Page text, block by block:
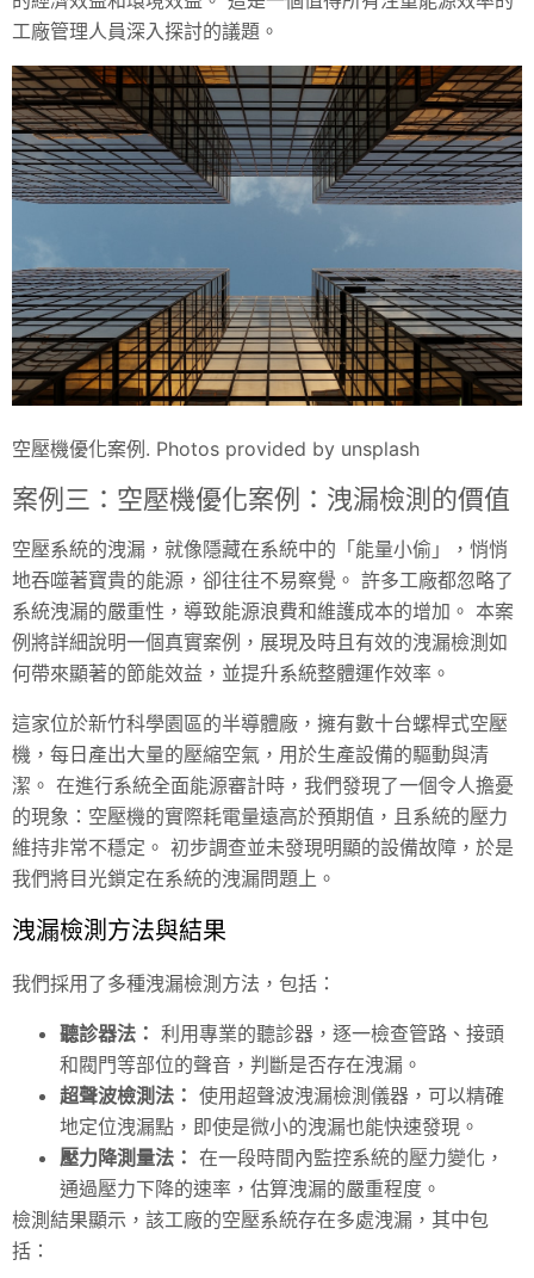
工廠管理人員深入探討的議題。
空壓機優化案例. Photos provided by unsplash
案例三：空壓機優化案例：洩漏檢測的價值
空壓系統的洩漏，就像隱藏在系統中的「能量小偷」，悄悄
地吞噬著寶貴的能源，卻往往不易察覺。 許多工廠都忽略了
系統洩漏的嚴重性，導致能源浪費和維護成本的增加。 本案
例將詳細說明一個真實案例，展現及時且有效的洩漏檢測如
何帶來顯著的節能效益，並提升系統整體運作效率。
這家位於新竹科學園區的半導體廠，擁有數十台螺桿式空壓
機，每日產出大量的壓縮空氣，用於生產設備的驅動與清
潔。 在進行系統全面能源審計時，我們發現了一個令人擔憂
的現象：空壓機的實際耗電量遠高於預期值，且系統的壓力
維持非常不穩定。 初步調查並未發現明顯的設備故障，於是
我們將目光鎖定在系統的洩漏問題上。
洩漏檢測方法與結果
我們採用了多種洩漏檢測方法，包括：
聽診器法： 利用專業的聽診器，逐一檢查管路、接頭
和閥門等部位的聲音，判斷是否存在洩漏。
超聲波檢測法： 使用超聲波洩漏檢測儀器，可以精確
地定位洩漏點，即使是微小的洩漏也能快速發現。
壓力降測量法： 在一段時間內監控系統的壓力變化，
通過壓力下降的速率，估算洩漏的嚴重程度。
檢測結果顯示，該工廠的空壓系統存在多處洩漏，其中包
括：